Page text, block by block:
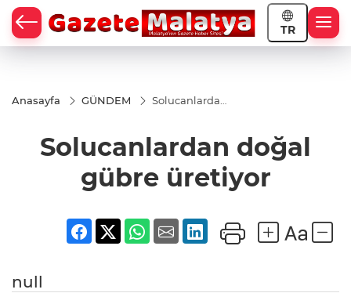
TR
Anasayfa GÜNDEM
Solucanlardan
Solucanlardan doğal
gübre üretiyor
null